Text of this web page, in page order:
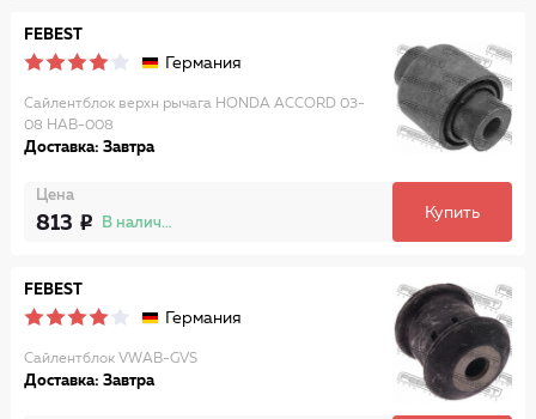
FEBEST
Германия
Сайлентблок верхн рычага HONDA ACCORD 03-
08 HAB-008
Доставка: Завтра
Цена
813 В наличии
Купить
FEBEST
Германия
Сайлентблок VWAB-GVS
Доставка: Завтра